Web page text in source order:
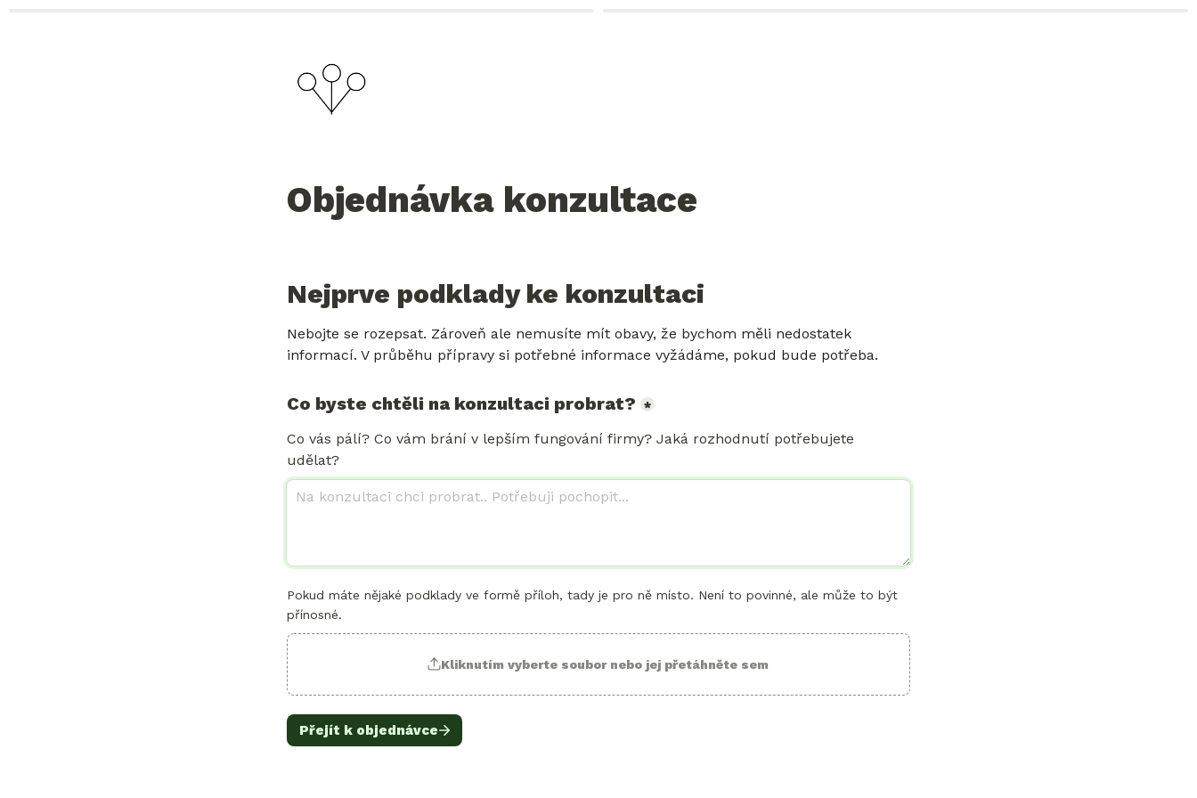
Objednávka konzultace
Nejprve podklady ke konzultaci
Nebojte se rozepsat. Zároveň ale nemusíte mít obavy, že bychom měli nedostatek
informací. V průběhu přípravy si potřebné informace vyžádáme, pokud bude potřeba.
Co byste chtěli na konzultaci probrat? *
Co vás pálí? Co vám brání v lepším fungování firmy? Jaká rozhodnutí potřebujete
udělat?
Pokud máte nějaké podklady ve formě příloh, tady je pro ně místo. Není to povinné, ale může to být
přínosné.
Kliknutím vyberte soubor nebo jej přetáhněte sem
Přejít k objednávce